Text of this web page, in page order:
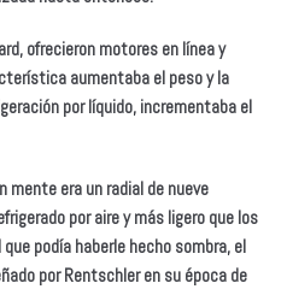
ofrecieron motores en línea y
aumentaba el peso y la
por líquido, incrementaba el
mente era un radial de nueve
por aire y más ligero que los
podía haberle hecho sombra, el
por Rentschler en su época de